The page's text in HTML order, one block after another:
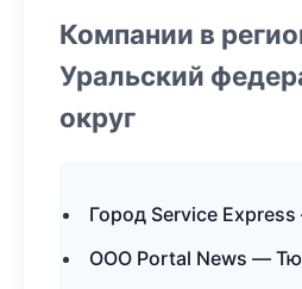
Компании в
Уральский
округ
Город Service
ООО Portal News —